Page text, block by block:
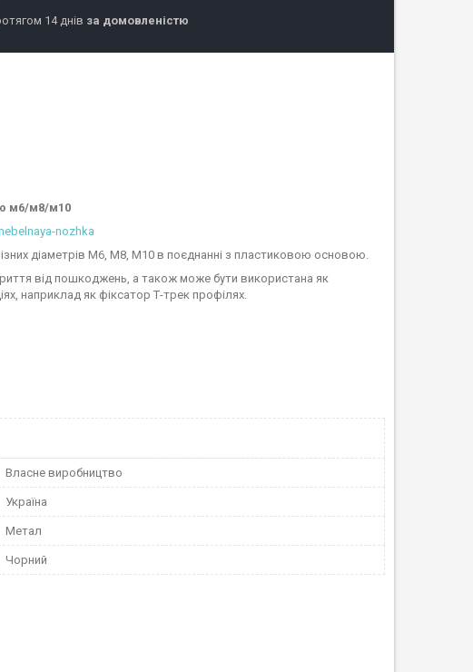
14 днів за домовленістю
м6/м8/м10
nozhka
діаметрів М6, М8, М10 в поєднанні з пластиковою основою.
від пошкоджень, а також може бути використана як
наприклад як фіксатор Т-трек профілях.
Власне виробництво
Україна
Метал
Чорний